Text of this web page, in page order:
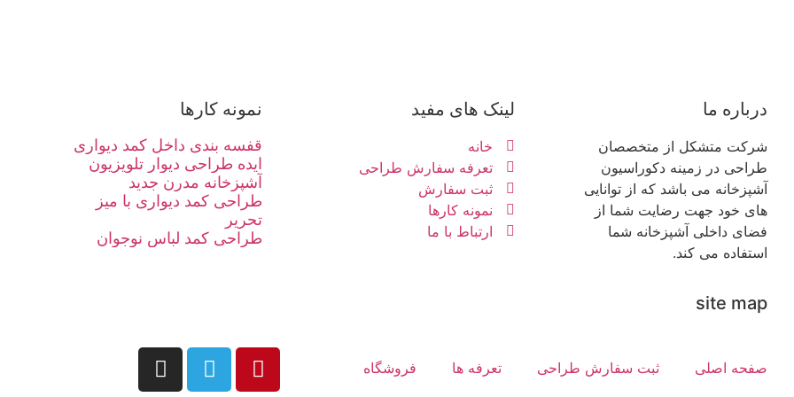
درباره ما
شرکت متشکل از متخصصان
طراحی در زمینه دکوراسیون
آشپزخانه می باشد که از توانایی
های خود جهت رضایت شما از
فضای داخلی آشپزخانه شما
استفاده می کند.
site map
لینک های مفید
خانه
تعرفه سفارش طراحی
ثبت سفارش
نمونه کارها
ارتباط با ما
نمونه کارها
قفسه بندی داخل کمد دیواری
ایده طراحی دیوار تلویزیون
آشپزخانه مدرن جدید
طراحی کمد دیواری با میز
تحریر
طراحی کمد لباس نوجوان
صفحه اصلی ثبت سفارش طراحی تعرفه ها فروشگاه